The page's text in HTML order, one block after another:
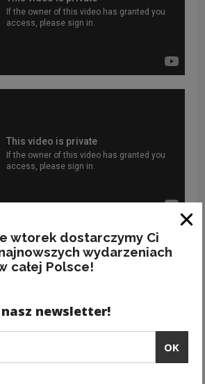
13.00–15.00 –
w porze lunchu
wtorek dostarczymy Ci
wydarzeniach
całej Polsce!
newsletter!
OK